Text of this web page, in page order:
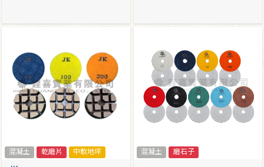
混凝土 乾磨片 中軟地坪 混凝土 磨石子